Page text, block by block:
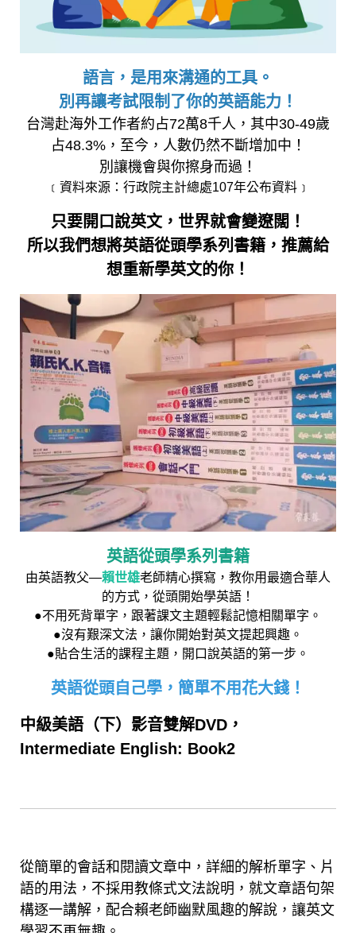
語言，是用來溝通的工具。
別再讓考試限制了你的英語能力！
台灣赴海外工作者約占72萬8千人，其中30-49歲
占48.3%，至今，人數仍然不斷增加中！
別讓機會與你擦身而過！
﹝資料來源：行政院主計總處107年公布資料﹞
只要開口說英文，世界就會變遼闊！
所以我們想將英語從頭學系列書籍，推薦給
想重新學英文的你！
英語從頭學系列書籍
由英語教父—賴世雄老師精心撰寫，教你用最適合華人
的方式，從頭開始學英語！
●不用死背單字，跟著課文主題輕鬆記憶相關單字。
●沒有艱深文法，讓你開始對英文提起興趣。
●貼合生活的課程主題，開口說英語的第一步。
英語從頭自己學，簡單不用花大錢！
中級美語（下）影音雙解DVD，
Intermediate English: Book2
從簡單的會話和閱讀文章中，詳細的解析單字、片
語的用法，不採用教條式文法說明，就文章語句架
構逐一講解，配合賴老師幽默風趣的解說，讓英文